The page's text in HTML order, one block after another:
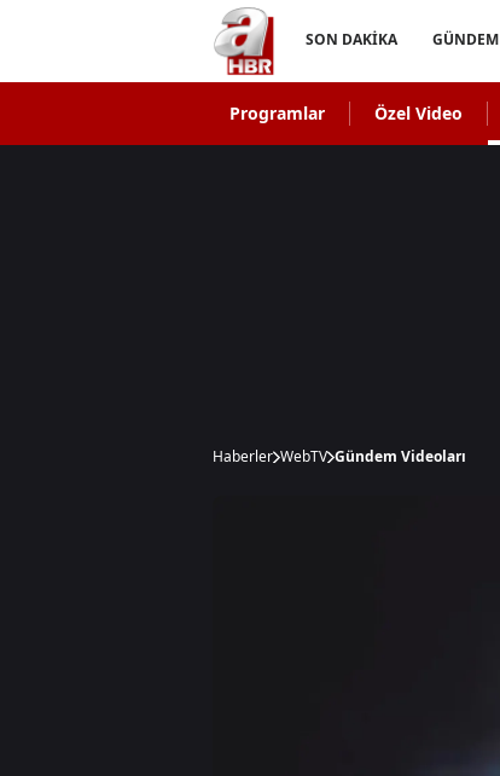
SON DAKİKA GÜNDEM
Programlar Özel Video
Haberler WebTV Gündem Videoları